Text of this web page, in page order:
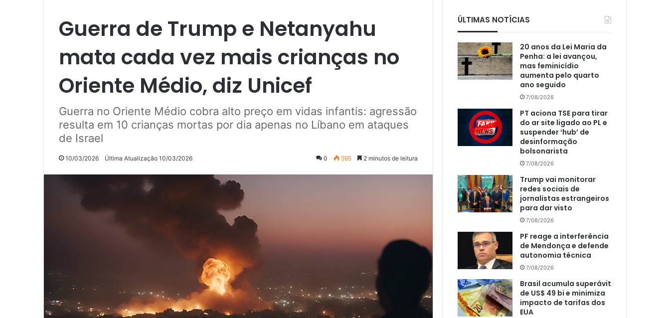
Guerra de Trump e Netanyahu
mata cada vez mais crianças no
Oriente Médio, diz Unicef
Guerra no Oriente Médio cobra alto preço em vidas infantis: agressão
resulta em 10 crianças mortas por dia apenas no Líbano em ataques
de Israel
10/03/2026 Última Atualização 10/03/2026 0 595 2 minutos de leitura
ÚLTIMAS NOTÍCIAS
20 anos da Lei Maria da
Penha: a lei avançou,
mas feminicídio
aumenta pelo quarto
ano seguido
7/08/2026
PT aciona TSE para tirar
do ar site ligado ao PL e
suspender ‘hub’ de
desinformação
bolsonarista
7/08/2026
Trump vai monitorar
redes sociais de
jornalistas estrangeiros
para dar visto
7/08/2026
PF reage a interferência
de Mendonça e defende
autonomia técnica
7/08/2026
Brasil acumula superávit
de US$ 49 bi e minimiza
impacto de tarifas dos
EUA